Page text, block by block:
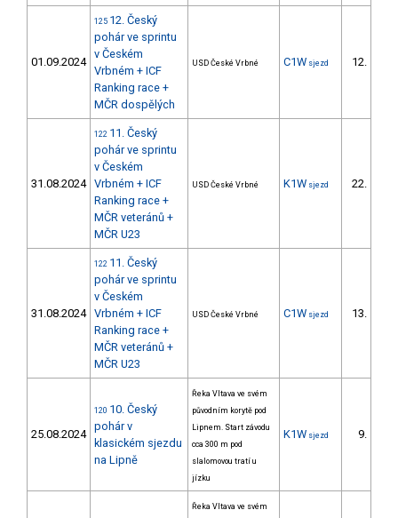
01.09.2024
125 12. Český
pohár ve sprintu
v Českém
Vrbném + ICF
Ranking race +
MČR dospělých
USD České Vrbné C1W sjezd 12.
31.08.2024
122 11. Český
pohár ve sprintu
v Českém
Vrbném + ICF
Ranking race +
MČR veteránů +
MČR U23
USD České Vrbné K1W sjezd 22.
31.08.2024
122 11. Český
pohár ve sprintu
v Českém
Vrbném + ICF
Ranking race +
MČR veteránů +
MČR U23
USD České Vrbné C1W sjezd 13.
25.08.2024
120 10. Český
pohár v
klasickém sjezdu
na Lipně
Řeka Vltava ve svém
původním korytě pod
Lipnem. Start závodu
cca 300 m pod
slalomovou tratí u
jízku
K1W sjezd 9.
Řeka Vltava ve svém